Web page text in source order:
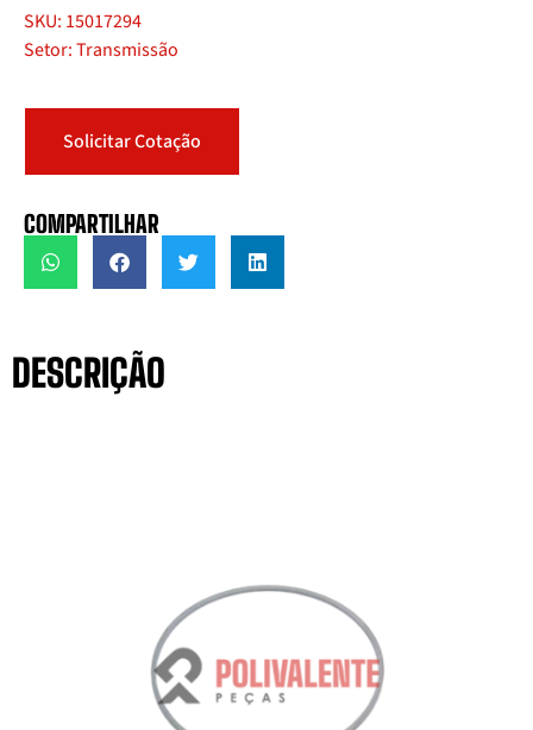
SKU: 15017294
Setor: Transmissão
Solicitar Cotação
COMPARTILHAR
DESCRIÇÃO